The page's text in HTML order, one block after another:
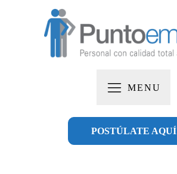
MENU
POSTÚLATE AQUÍ